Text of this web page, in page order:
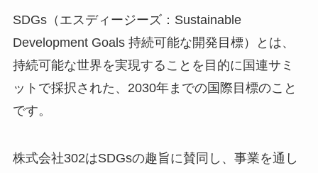
SDGs（エスディージーズ：Sustainable
Development Goals 持続可能な開発目標）とは、
持続可能な世界を実現することを目的に国連サミ
ットで採択された、2030年までの国際目標のこと
です。
株式会社302はSDGsの趣旨に賛同し、事業を通し